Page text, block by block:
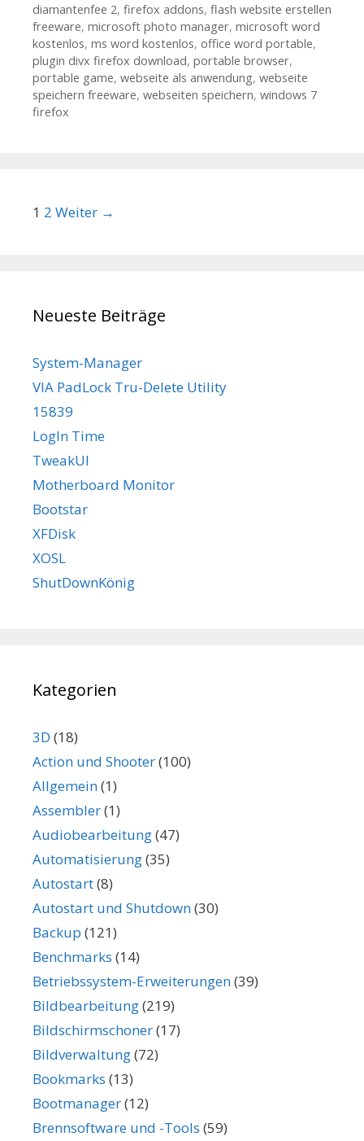
diamantenfee 2, firefox addons, flash website erstellen
freeware, microsoft photo manager, microsoft word
kostenlos, ms word kostenlos, office word portable,
plugin divx firefox download, portable browser,
portable game, webseite als anwendung, webseite
speichern freeware, webseiten speichern, windows 7
firefox
Beitrags-Navigation
1 2 Weiter →
Neueste Beiträge
System-Manager
VIA PadLock Tru-Delete Utility
15839
LogIn Time
TweakUI
Motherboard Monitor
Bootstar
XFDisk
XOSL
ShutDownKönig
Kategorien
3D (18)
Action und Shooter(100)
Allgemein(1)
Assembler(1)
Audiobearbeitung(47)
Automatisierung(35)
Autostart(8)
Autostart und Shutdown(30)
Backup (121)
Benchmarks (14)
Betriebssystem-Erweiterungen(39)
Bildbearbeitung(219)
Bildschirmschoner(17)
Bildverwaltung(72)
Bookmarks (13)
Bootmanager(12)
Brennsoftware und -Tools (59)